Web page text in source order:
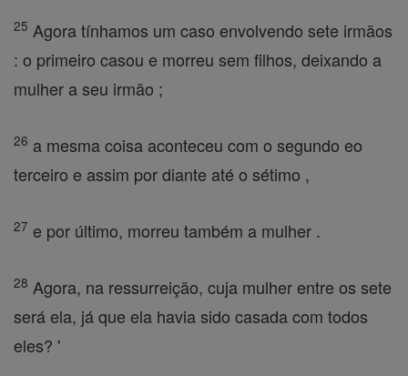
25 Agora tínhamos um caso envolvendo sete irmãos
: o primeiro casou e morreu sem filhos, deixando a
mulher a seu irmão ;
26 a mesma coisa aconteceu com o segundo eo
terceiro e assim por diante até o sétimo ,
27 e por último, morreu também a mulher .
28 Agora, na ressurreição, cuja mulher entre os sete
será ela, já que ela havia sido casada com todos
eles? '